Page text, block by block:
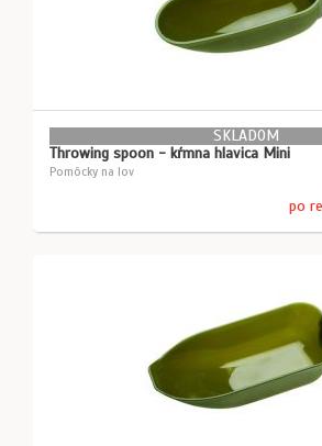
SKLADOM
Throwing spoon - kŕmna hlavica Mini
Pomôcky na lov
po